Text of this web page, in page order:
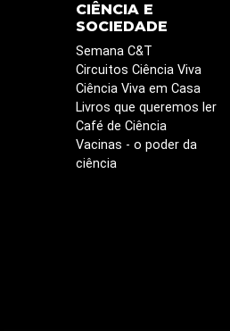
CIÊNCIA E
SOCIEDADE
Semana C&T
Circuitos Ciência Viva
Ciência Viva em Casa
Livros que queremos ler
Café de Ciência
Vacinas - o poder da
ciência